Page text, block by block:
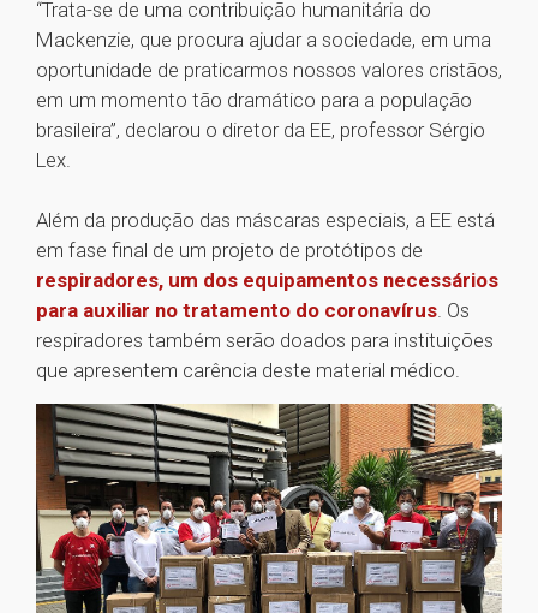
“Trata-se de uma contribuição humanitária do
Mackenzie, que procura ajudar a sociedade, em uma
oportunidade de praticarmos nossos valores cristãos,
em um momento tão dramático para a população
brasileira”, declarou o diretor da EE, professor Sérgio
Lex.
Além da produção das máscaras especiais, a EE está
em fase final de um projeto de protótipos de
respiradores, um dos equipamentos necessários
para auxiliar no tratamento do coronavírus. Os
respiradores também serão doados para instituições
que apresentem carência deste material médico.